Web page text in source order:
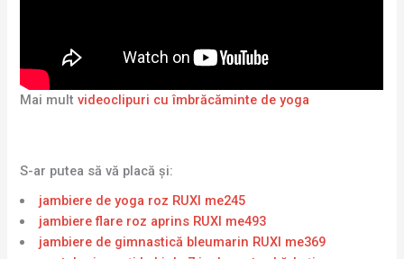
Mai multvideoclipuri cu îmbrăcăminte de yoga
S-ar putea să vă placă și:
jambiere de yoga roz RUXI me245
jambiere flare roz aprins RUXI me493
jambiere de gimnastică bleumarin RUXI me369